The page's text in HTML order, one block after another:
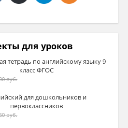
для уроков
тетрадь по английскому языку 9
класс ФГОС
руб.
для дошкольников и
первоклассников
руб.